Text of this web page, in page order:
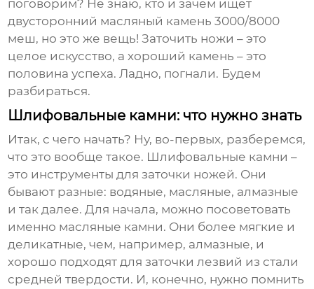
поговорим? Не знаю, кто и зачем ищет
двусторонний масляный камень 3000/8000
меш, но это же вещь! Заточить ножи – это
целое искусство, а хороший камень – это
половина успеха. Ладно, погнали. Будем
разбираться.
Шлифовальные камни: что нужно знать
Итак, с чего начать? Ну, во-первых, разберемся,
что это вообще такое. Шлифовальные камни –
это инструменты для заточки ножей. Они
бывают разные: водяные, масляные, алмазные
и так далее. Для начала, можно посоветовать
именно масляные камни. Они более мягкие и
деликатные, чем, например, алмазные, и
хорошо подходят для заточки лезвий из стали
средней твердости. И, конечно, нужно помнить